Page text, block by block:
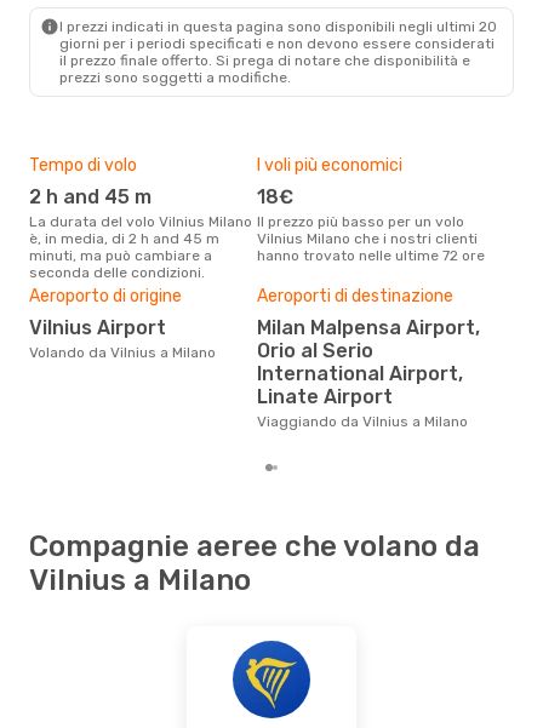
I prezzi indicati in questa pagina sono disponibili negli ultimi 20
giorni per i periodi specificati e non devono essere considerati
il ​​prezzo finale offerto. Si prega di notare che disponibilità e
prezzi sono soggetti a modifiche.
Tempo di volo
2 h and 45 m
La durata del volo Vilnius Milano
è, in media, di 2 h and 45 m
minuti, ma può cambiare a
seconda delle condizioni.
I voli più economici
18€
Il prezzo più basso per un volo
Vilnius Milano che i nostri clienti
hanno trovato nelle ultime 72 ore
Aeroporto di origine
Vilnius Airport
Volando da Vilnius a Milano
Aeroporti di destinazione
Milan Malpensa Airport,
Orio al Serio
International Airport,
Linate Airport
Viaggiando da Vilnius a Milano
Compagnie aeree che volano da
Vilnius a Milano